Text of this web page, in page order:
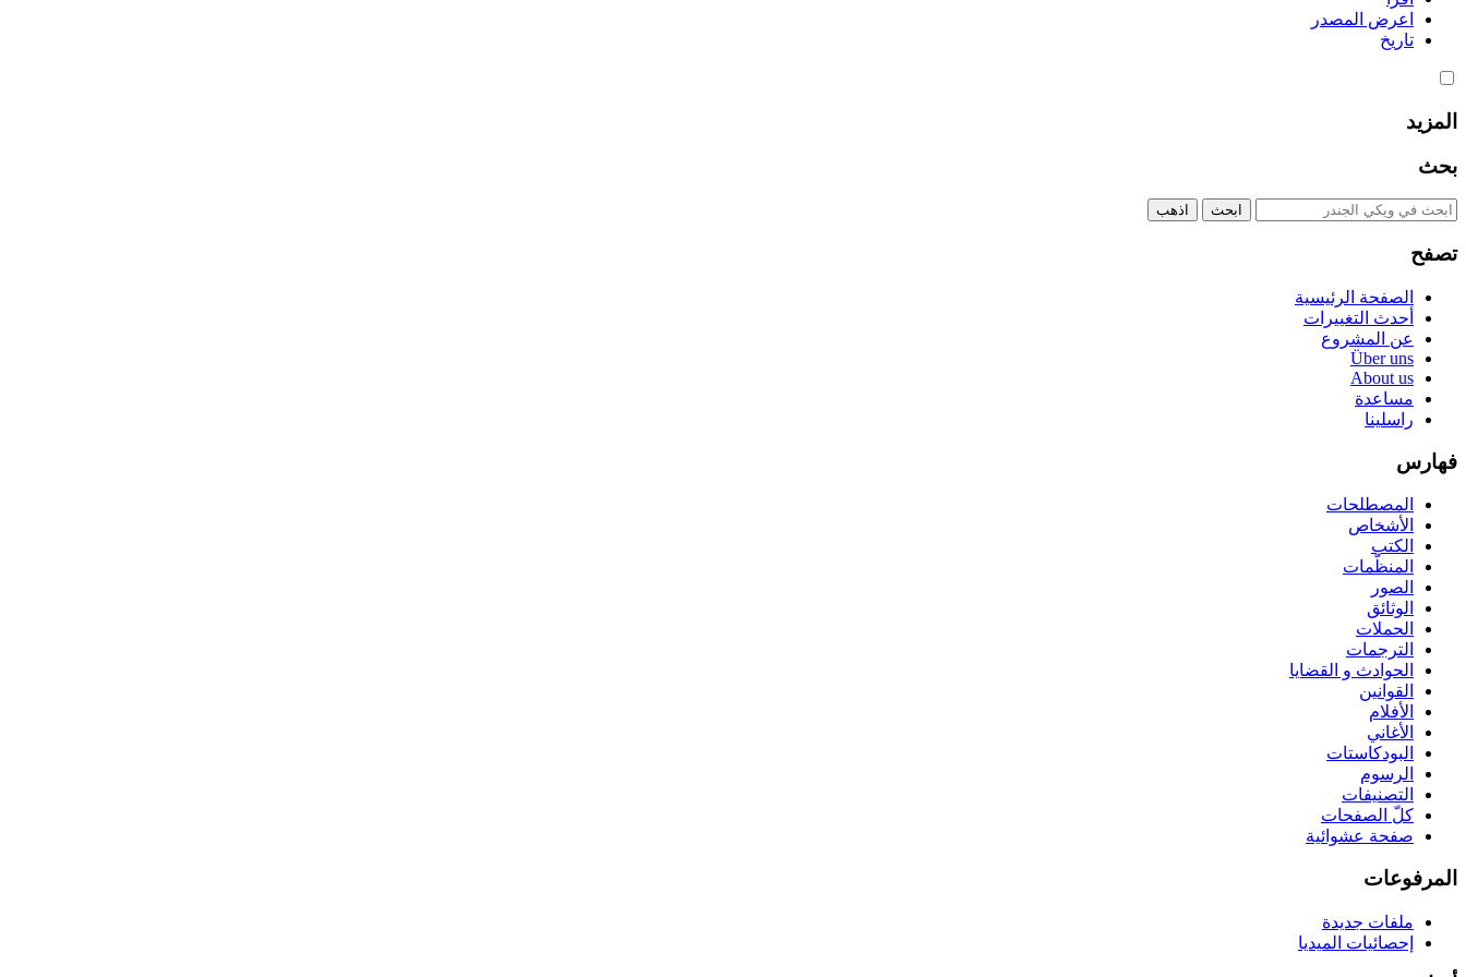
اعرض المصدر
تاريخ
المزيد
بحث
تصفح
الصفحة الرئيسية
أحدث التغييرات
عن المشروع
Über uns
About us
مساعدة
راسلينا
فهارس
المصطلحات
الأشخاص
الكتب
المنظّمات
الصور
الوثائق
الحملات
الترجمات
الحوادث و القضايا
القوانين
الأفلام
الأغاني
البودكاستات
الرسوم
التصنيفات
كلّ الصفحات
صفحة عشوائية
المرفوعات
ملفات جديدة
إحصائيات الميديا